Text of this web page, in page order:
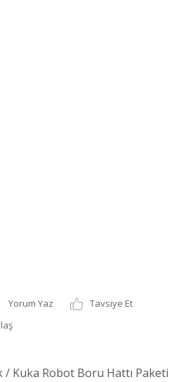
Yorum Yaz
Tavsiye Et
/ Kuka Robot Boru Hattı Paketi